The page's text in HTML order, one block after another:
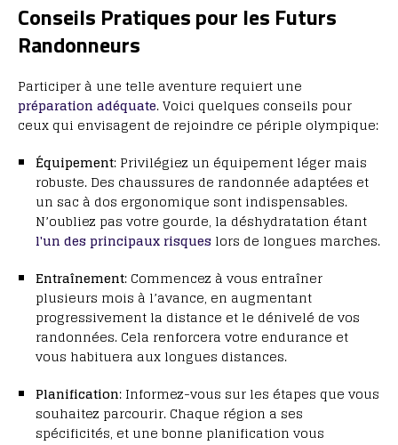
Conseils Pratiques pour les Futurs
Randonneurs
Participer à une telle aventure requiert une
préparation adéquate. Voici quelques conseils pour
ceux qui envisagent de rejoindre ce périple olympique:
Équipement: Privilégiez un équipement léger mais
robuste. Des chaussures de randonnée adaptées et
un sac à dos ergonomique sont indispensables.
N’oubliez pas votre gourde, la déshydratation étant
l'un des principaux risques lors de longues marches.
Entraînement: Commencez à vous entraîner
plusieurs mois à l’avance, en augmentant
progressivement la distance et le dénivelé de vos
randonnées. Cela renforcera votre endurance et
vous habituera aux longues distances.
Planification: Informez-vous sur les étapes que vous
souhaitez parcourir. Chaque région a ses
spécificités, et une bonne planification vous